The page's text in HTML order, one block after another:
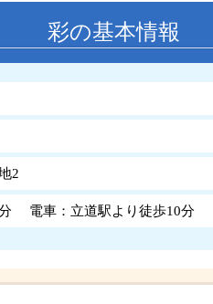
彩の基本情報
2
電車：立道駅より徒歩10分